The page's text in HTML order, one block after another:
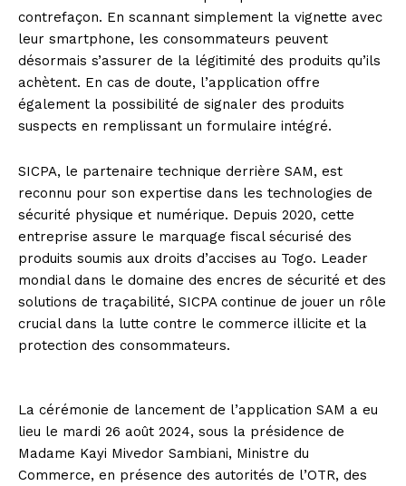
contrefaçon. En scannant simplement la vignette avec
leur smartphone, les consommateurs peuvent
désormais s’assurer de la légitimité des produits qu’ils
achètent. En cas de doute, l’application offre
également la possibilité de signaler des produits
suspects en remplissant un formulaire intégré.
SICPA, le partenaire technique derrière SAM, est
reconnu pour son expertise dans les technologies de
sécurité physique et numérique. Depuis 2020, cette
entreprise assure le marquage fiscal sécurisé des
produits soumis aux droits d’accises au Togo. Leader
mondial dans le domaine des encres de sécurité et des
solutions de traçabilité, SICPA continue de jouer un rôle
crucial dans la lutte contre le commerce illicite et la
protection des consommateurs.
La cérémonie de lancement de l’application SAM a eu
lieu le mardi 26 août 2024, sous la présidence de
Madame Kayi Mivedor Sambiani, Ministre du
Commerce, en présence des autorités de l’OTR, des